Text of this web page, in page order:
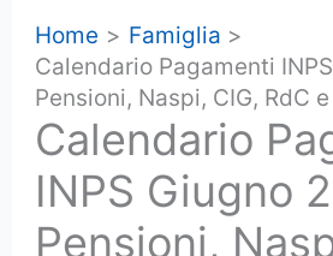
Home
Famiglia
Calendario Pagamenti
Pensioni, Naspi, CIG, RdC
Calendario
INPS Giugno
Pensioni,